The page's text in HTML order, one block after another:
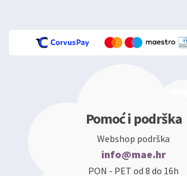
Pomoć i podrška
Webshop podrška
info@mae.hr
PON - PET od 8 do 16h